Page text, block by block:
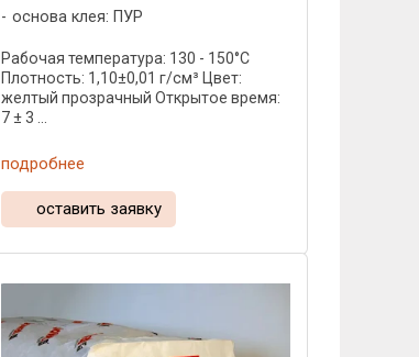
основа клея: ПУР
Рабочая температура: 130 - 150°C
Плотность: 1,10±0,01 г/см³ Цвет:
желтый прозрачный Открытое время:
7 ± 3 ...
подробнее
оставить заявку